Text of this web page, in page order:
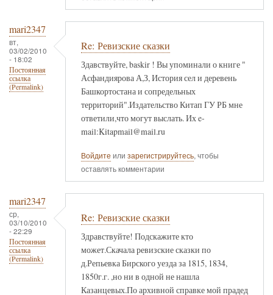
mari2347
вт,
03/02/2010
- 18:02
Постоянная
ссылка
(Permalink)
Re: Ревизские сказки
Здавствуйте, baskir ! Вы упоминали о книге "
Асфандиярова А,З, История сел и деревень
Башкортостана и сопредельных
территорий".Издательство Китап ГУ РБ мне
ответили,что могут выслать. Их e-
mail:Kitapmail@mail.ru
Войдите или зарегистрируйтесь, чтобы
оставлять комментарии
mari2347
ср,
03/10/2010
- 22:29
Постоянная
ссылка
(Permalink)
Re: Ревизские сказки
Здравствуйте! Подскажите кто
может.Скачала ревизские сказки по
д.Репьевка Бирского уезда за 1815, 1834,
1850г.г. ,но ни в одной не нашла
Казанцевых.По архивной справке мой прадед